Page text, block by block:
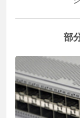
部